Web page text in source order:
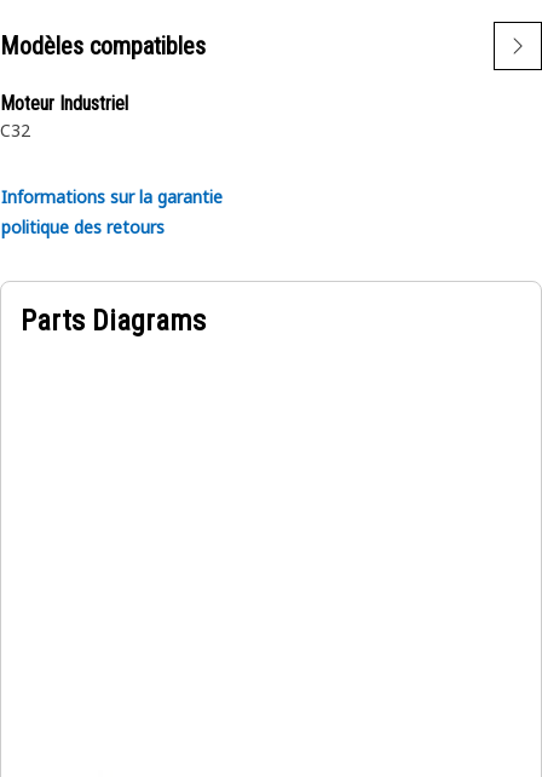
Modèles compatibles
Moteur Industriel
C32
Informations sur la garantie
politique des retours
Parts Diagrams